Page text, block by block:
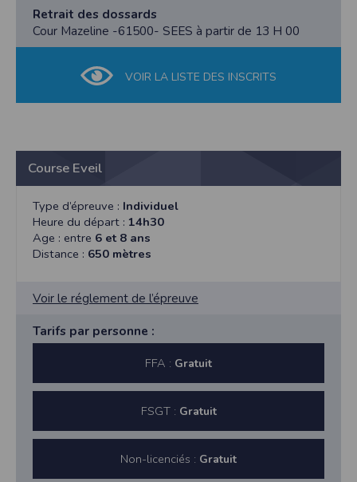
Retrait des dossards
Cour Mazeline -61500- SEES à partir de 13 H 00
VOIR LA LISTE DES INSCRITS
Course Eveil
Type d’épreuve : Individuel
Heure du départ : 14h30
Age : entre 6 et 8 ans
Distance : 650 mètres
Voir le réglement de l’épreuve
Tarifs par personne :
FFA : Gratuit
FSGT : Gratuit
Non-licenciés : Gratuit